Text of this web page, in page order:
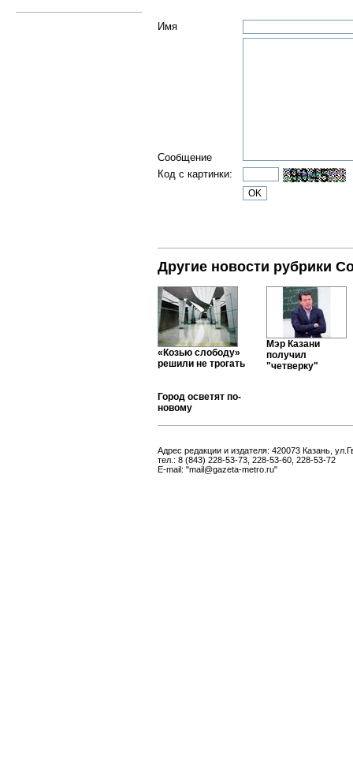
Имя
Сообщение
Код с картинки:
Другие новости рубрики
«Козью слободу»
решили не трогать
Мэр Казани
получил
"четверку"
Город осветят по-
новому
Адрес редакции и издателя: 420073 Казань,
тел.: 8 (843) 228-53-73, 228-53-60, 228-53-72
E-mail: "mail@gazeta-metro.ru"